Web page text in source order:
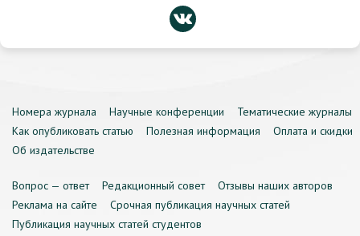
Номера журнала Научные конференции
Тематические журналы
Как опубликовать статью
Полезная информация
Оплата и скидки
Об издательстве
Вопрос — ответ Редакционный совет
Отзывы наших авторов
Реклама на сайте
Срочная публикация научных статей
Публикация научных статей студентов